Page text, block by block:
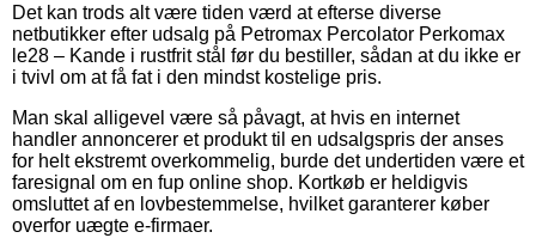
Det kan trods alt være tiden værd at efterse diverse
netbutikker efter udsalg på Petromax Percolator Perkomax
le28 – Kande i rustfrit stål før du bestiller, sådan at du ikke er
i tvivl om at få fat i den mindst kostelige pris.
Man skal alligevel være så påvagt, at hvis en internet
handler annoncerer et produkt til en udsalgspris der anses
for helt ekstremt overkommelig, burde det undertiden være et
faresignal om en fup online shop. Kortkøb er heldigvis
omsluttet af en lovbestemmelse, hvilket garanterer køber
overfor uægte e-firmaer.